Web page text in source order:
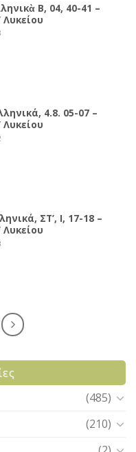
Β, 04, 40-41 –
Λυκείου
4.8. 05-07 –
Λυκείου
ΣΤ’, Ι, 17-18 –
Λυκείου
(485)
(210)